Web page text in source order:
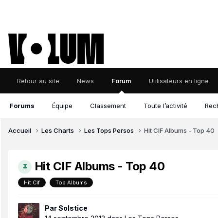
Retour au site News Forum
Forums Équipe Classement Toute l’activité
Utilisateurs en ligne
Accueil Les Charts Les Tops Persos Hit CIF Albums - Top 40
Hit CIF Albums - Top 40
Hit Cif Top Albums
ParSolstice